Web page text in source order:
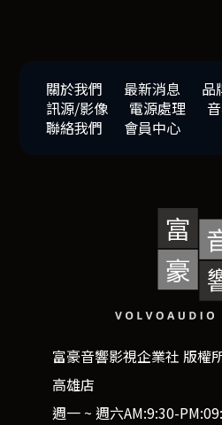
關於我們 最新消息 品
訊源/影像
電源處理
聯絡我們
會員中心
富豪音響影視企業社 版權
高雄店
週一 ~ 週六AM:9:30-